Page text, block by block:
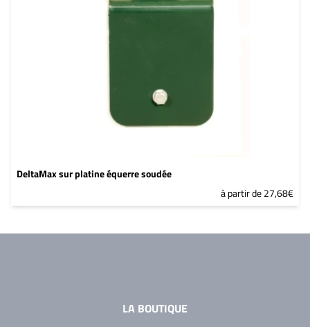
DeltaMax sur platine équerre soudée
à partir de 27,68€
LA BOUTIQUE